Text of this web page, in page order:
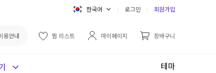
한국어 로그인 회원가입
용안내 찜 리스트 마이페이지 장바구니
테마